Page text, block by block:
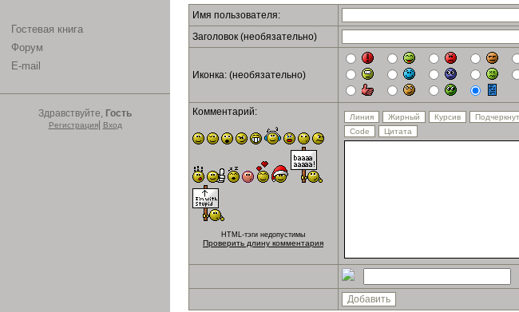
Гостевая книга
Форум
E-mail
Здравствуйте, Гость
Регистрация| Вход
Имя пользователя:
Заголовок (необязательно)
Иконка: (необязательно)
Комментарий:
HTML-тэги недопустимы
Проверить длину комментария